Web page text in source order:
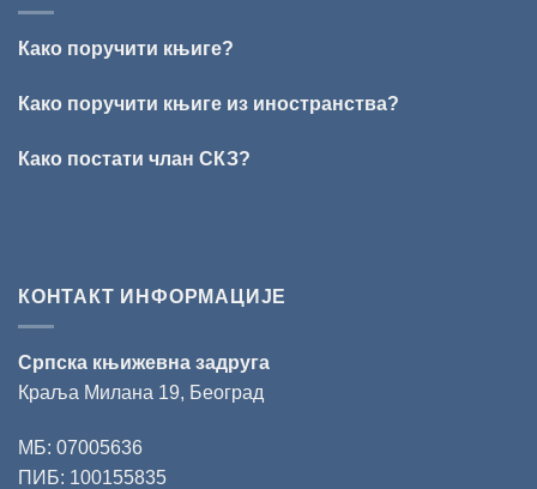
„Милован
поезију
Како поручити књиге?
Како поручити књиге из иностранства?
Како постати члан СКЗ?
КОНТАКТ ИНФОРМАЦИЈЕ
Српска књижевна задруга
Краља Милана 19, Београд
МБ: 07005636
ПИБ: 100155835